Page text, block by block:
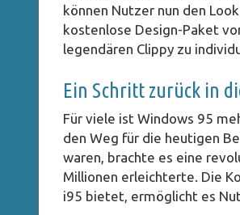
können Nutzer nun den
kostenlose Design-Paket
legendären Clippy zu
Ein Schritt zurück in
Für viele ist Windows 95
den Weg für die heutigen
waren, brachte es eine
Millionen erleichterte. Die
i95 bietet, ermöglicht es